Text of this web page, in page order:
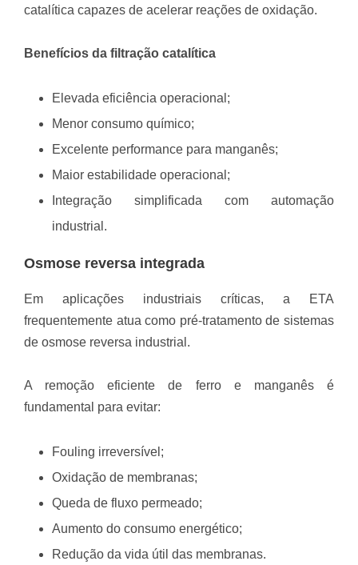
catalítica capazes de acelerar reações de oxidação.
Benefícios da filtração catalítica
Elevada eficiência operacional;
Menor consumo químico;
Excelente performance para manganês;
Maior estabilidade operacional;
Integração simplificada com automação
industrial.
Osmose reversa integrada
Em aplicações industriais críticas, a ETA
frequentemente atua como pré-tratamento de sistemas
de osmose reversa industrial.
A remoção eficiente de ferro e manganês é
fundamental para evitar:
Fouling irreversível;
Oxidação de membranas;
Queda de fluxo permeado;
Aumento do consumo energético;
Redução da vida útil das membranas.